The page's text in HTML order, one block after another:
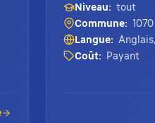
Niveau: tout
Commune:
Langue:
Coût:
Payant